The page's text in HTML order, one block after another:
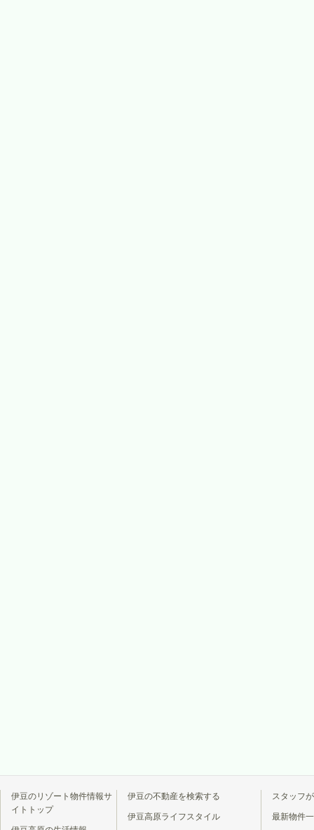
伊豆のリゾート物件情報サ
イトトップ
伊豆の不動産を検索する
伊豆高原ライフスタイル
スタッフ
最新物件